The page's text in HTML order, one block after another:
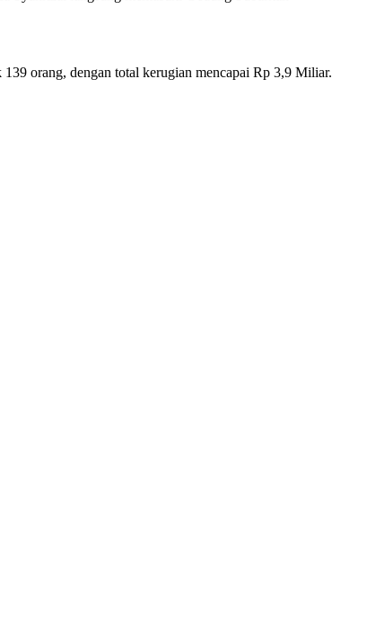
orang, dengan total kerugian mencapai Rp 3,9 Miliar.